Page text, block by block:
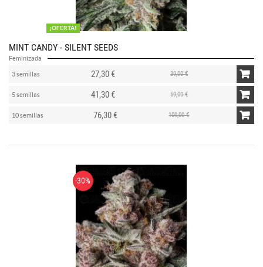
¡OFERTA!
MINT CANDY - SILENT SEEDS
Feminizada
3 semillas 27,30 € 39,00 €
5 semillas 41,30 € 59,00 €
10 semillas 76,30 € 109,00 €
-30%